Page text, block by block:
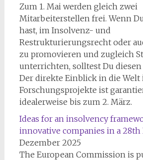
Zum 1. Mai werden gleich zwei
Mitarbeiterstellen frei. Wenn
hast, im Insolvenz- und
Restrukturierungsrecht oder
zu promovieren und zugleich
unterrichten, solltest Du
Der direkte Einblick in die
Forschungsprojekte ist
idealerweise bis zum 2. März.
Ideas for an insolvency
innovative companies in a 28th
Dezember 2025
The European Commission is